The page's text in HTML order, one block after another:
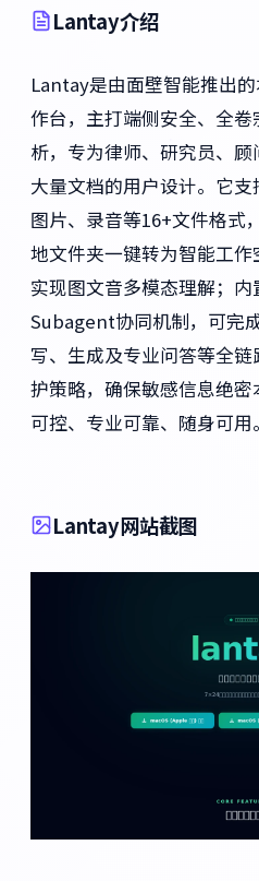
Lantay介绍
Lantay是由面壁智能推出
作台，主打端侧安全、全
析，专为律师、研究员、
大量文档的用户设计。它支
图片、录音等16+文件格式
地文件夹一键转为智能工
实现图文音多模态理解；
Subagent协同机制，可完
写、生成及专业问答等全
护策略，确保敏感信息绝
可控、专业可靠、随身可用。
Lantay网站截图